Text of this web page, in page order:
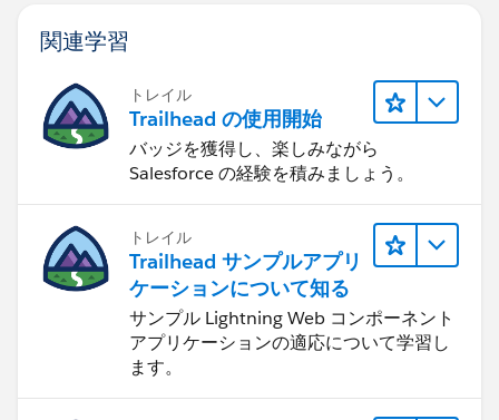
関連学習
トレイル
Trailhead の使用開始
バッジを獲得し、楽しみながら
Salesforce の経験を積みましょう。
トレイル
Trailhead サンプルアプリ
ケーションについて知る
サンプル Lightning Web コンポーネント
アプリケーションの適応について学習し
ます。